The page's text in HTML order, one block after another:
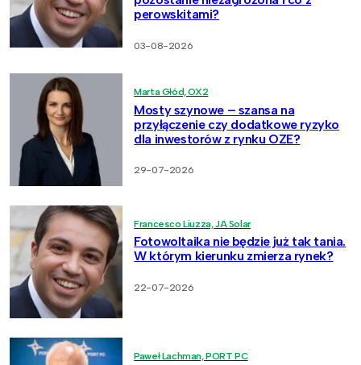
perowskitami?
03-08-2026
Marta Głód, OX2
Mosty szynowe – szansa na
przyłączenie czy dodatkowe ryzyko
dla inwestorów z rynku OZE?
29-07-2026
Francesco Liuzza, JA Solar
Fotowoltaika nie będzie już tak tania.
W którym kierunku zmierza rynek?
22-07-2026
Paweł Lachman, PORT PC